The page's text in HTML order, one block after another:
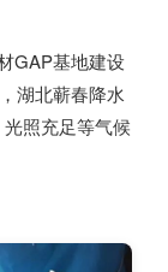
GAP基地建设
湖北蕲春降水
照充足等气候